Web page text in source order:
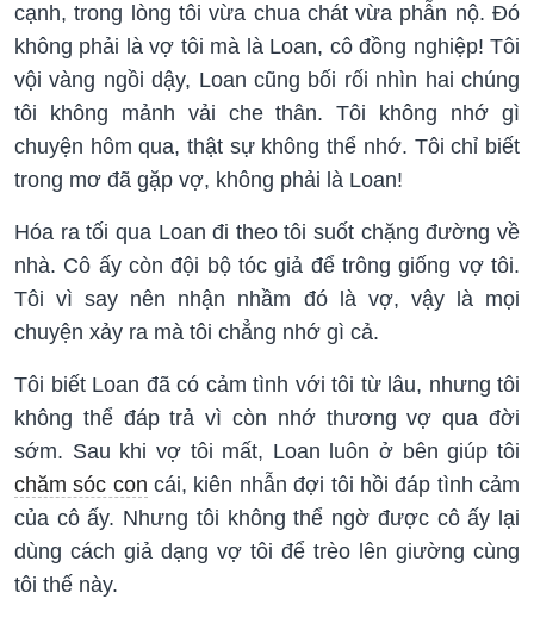
cạnh, trong lòng tôi vừa chua chát vừa phẫn nộ. Đó
không phải là vợ tôi mà là Loan, cô đồng nghiệp! Tôi
vội vàng ngồi dậy, Loan cũng bối rối nhìn hai chúng
tôi không mảnh vải che thân. Tôi không nhớ gì
chuyện hôm qua, thật sự không thể nhớ. Tôi chỉ biết
trong mơ đã gặp vợ, không phải là Loan!
Hóa ra tối qua Loan đi theo tôi suốt chặng đường về
nhà. Cô ấy còn đội bộ tóc giả để trông giống vợ tôi.
Tôi vì say nên nhận nhầm đó là vợ, vậy là mọi
chuyện xảy ra mà tôi chẳng nhớ gì cả.
Tôi biết Loan đã có cảm tình với tôi từ lâu, nhưng tôi
không thể đáp trả vì còn nhớ thương vợ qua đời
sớm. Sau khi vợ tôi mất, Loan luôn ở bên giúp tôi
chăm sóc con cái, kiên nhẫn đợi tôi hồi đáp tình cảm
của cô ấy. Nhưng tôi không thể ngờ được cô ấy lại
dùng cách giả dạng vợ tôi để trèo lên giường cùng
tôi thế này.